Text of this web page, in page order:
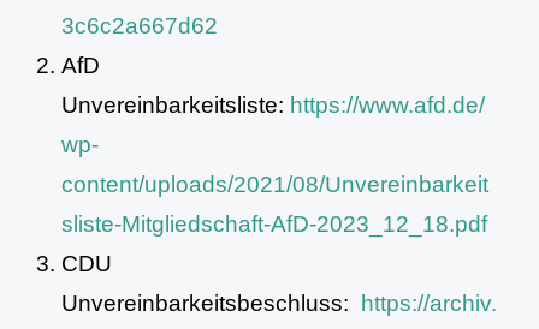
3c6c2a667d62
AfD
Unvereinbarkeitsliste: https://www.afd.de/
wp-
content/uploads/2021/08/Unvereinbarkeit
sliste-Mitgliedschaft-AfD-2023_12_18.pdf
CDU
Unvereinbarkeitsbeschluss:
https://archiv.